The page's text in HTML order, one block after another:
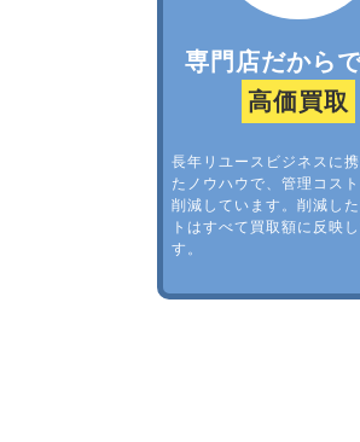
専門店だから
高価買取
長年リユースビジネスに
たノウハウで、管理コスト
削減しています。削減し
トはすべて買取額に反映
す。